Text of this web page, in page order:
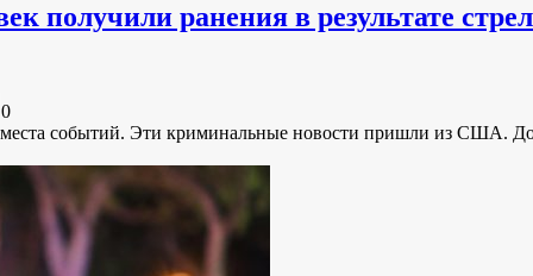
получили ранения в результате
0
событий. Эти криминальные новости пришли из США.